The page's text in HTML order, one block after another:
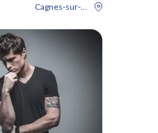
Cagnes-sur-Mer